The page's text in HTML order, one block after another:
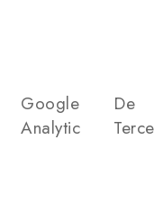
Google
Analytic
De